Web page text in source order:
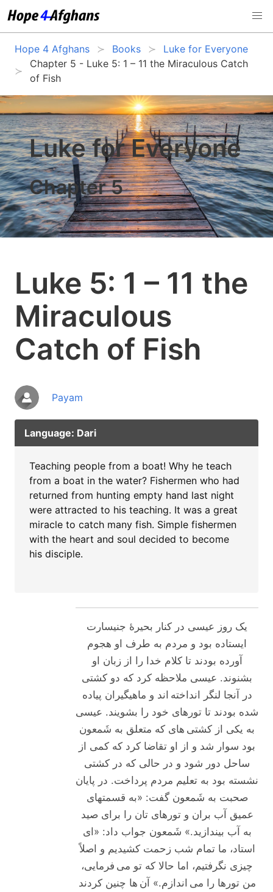
Hope 4 Afghans Books
Luke for Everyone
Chapter 5 - Luke 5: 1 – 11 the Miraculous Catch
of Fish
Luke for Everyone
Chapter 5
Luke 5: 1 – 11 the
Miraculous
Catch of Fish
Payam
Language: Dari
Teaching people from a boat! Why he teach
from a boat in the water? Fishermen who had
returned from hunting empty hand last night
were attracted to his teaching. It was a great
miracle to catch many fish. Simple fishermen
with the heart and soul decided to become
his disciple.
یک روز عیسی در کنار بحیرۀ جنیسارت
ایستاده بود و مردم به طرف او هجوم
آورده بودند تا کلام خدا را از زبان او
بشنوند. عیسی ملاحظه کرد که دو کشتی
در آنجا لنگر انداخته اند و ماهیگیران پیاده
شده بودند تا تورهای خود را بشویند. عیسی
به یکی از کشتی های که متعلق به شَمعون
بود سوار شد و از او تقاضا کرد که کمی از
ساحل دور شود و در حالی که در کشتی
نشسته بود به تعلیم مردم پرداخت. در پایان
صحبت به شَمعون گفت: «به قسمتهای
عمیق آب بران و تورهای تان را برای صید
به آب بیندازید.» شَمعون جواب داد: «ای
استاد، ما تمام شب زحمت کشیدیم و اصلاً
چیزی نگرفتیم، اما حالا که تو می فرمایی،
من تورها را می اندازم.» آن ها چنین کردند